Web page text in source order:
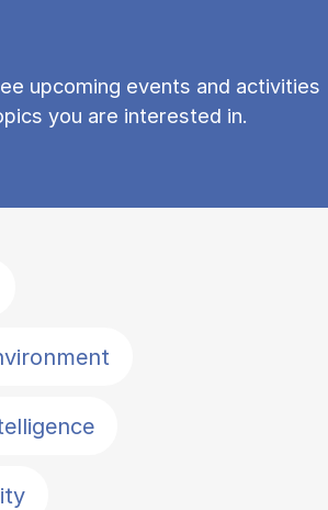
upcoming events and activities
you are interested in.